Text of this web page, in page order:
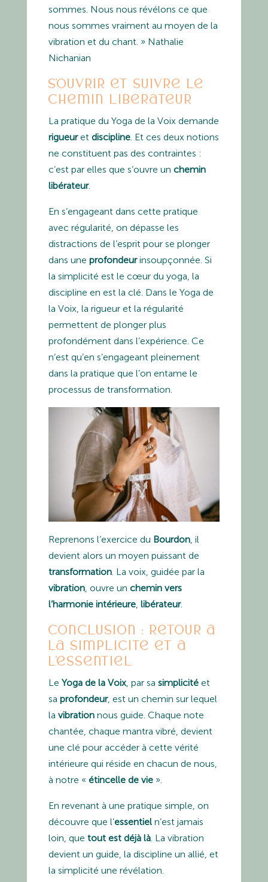
sommes. Nous nous révélons ce que
nous sommes vraiment au moyen de la
vibration et du chant. » Nathalie
Nichanian
S’ouvrir et suivre le
chemin libérateur
La pratique du Yoga de la Voix demande
rigueuret discipline. Et ces deux notions
ne constituent pas des contraintes :
c’est par elles que s’ouvre un chemin
libérateur.
En s’engageant dans cette pratique
avec régularité, on dépasse les
distractions de l’esprit pour se plonger
dans une profondeurinsoupçonnée. Si
la simplicité est le cœur du yoga, la
discipline en est la clé. Dans le Yoga de
la Voix, la rigueur et la régularité
permettent de plonger plus
profondément dans l’expérience. Ce
n’est qu’en s’engageant pleinement
dans la pratique que l’on entame le
processus de transformation.
Reprenons l’exercice du Bourdon, il
devient alors un moyen puissant de
transformation. La voix, guidée par la
vibration, ouvre un chemin vers
l’harmonie intérieure, libérateur.
Conclusion : retour à
la simplicité et à
l’essentiel
Le Yoga de la Voix, par sa simplicitéet
sa profondeur, est un chemin sur lequel
la vibrationnous guide. Chaque note
chantée, chaque mantra vibré, devient
une clé pour accéder à cette vérité
intérieure qui réside en chacun de nous,
à notre « étincelle de vie».
En revenant à une pratique simple, on
découvre que l’essentieln’est jamais
loin, que tout est déjà là. La vibration
devient un guide, la discipline un allié, et
la simplicité une révélation.